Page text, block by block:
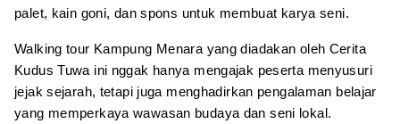
palet, kain goni, dan spons untuk membuat karya seni.
Walking tour Kampung Menara yang diadakan oleh Cerita
Kudus Tuwa ini nggak hanya mengajak peserta menyusuri
jejak sejarah, tetapi juga menghadirkan pengalaman belajar
yang memperkaya wawasan budaya dan seni lokal.